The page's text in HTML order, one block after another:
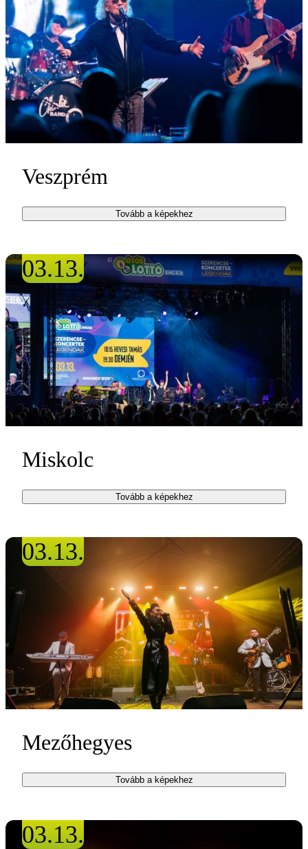
Veszprém
Tovább a képekhez
03.13.
Miskolc
Tovább a képekhez
03.13.
Mezőhegyes
Tovább a képekhez
03.13.